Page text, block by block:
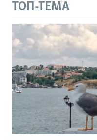
ТОП-ТЕМА